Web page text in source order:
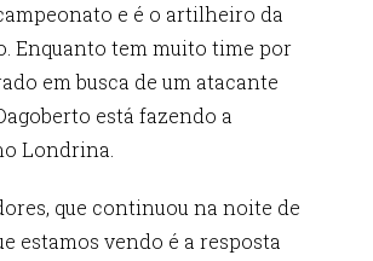
e é o artilheiro da
Enquanto tem muito time por
em busca de um atacante
está fazendo a
Londrina.
que continuou na noite de
estamos vendo é a resposta